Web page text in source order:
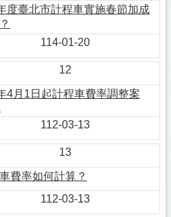
度臺北市計程車實施春節加成
114-01-20
12
4月1日起計程車費率調整案
112-03-13
13
費率如何計算？
112-03-13